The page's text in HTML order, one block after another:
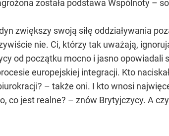
została podstawa Wspólnoty –
zwiększy swoją siłę oddziaływania
nie. Ci, którzy tak uważają,
od początku mocno i jasno opowiadali
europejskiej integracji. Kto
– także oni. I kto wnosi
jest realne? – znów Brytyjczycy. A